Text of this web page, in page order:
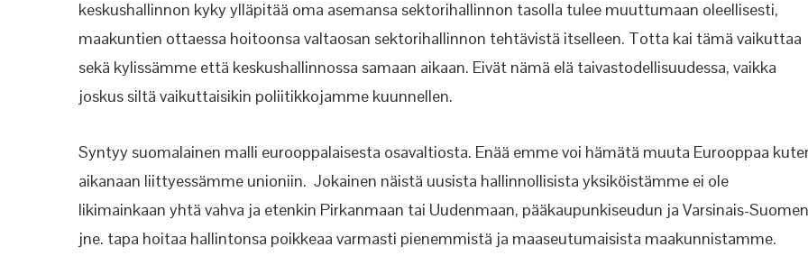
keskushallinnon kyky ylläpitää oma asemansa sektorihallinnon tasolla tulee muuttumaan oleellisesti,
maakuntien ottaessa hoitoonsa valtaosan sektorihallinnon tehtävistä itselleen. Totta kai tämä vaikuttaa
sekä kylissämme että keskushallinnossa samaan aikaan. Eivät nämä elä taivastodellisuudessa, vaikka
joskus siltä vaikuttaisikin poliitikkojamme kuunnellen.
Syntyy suomalainen malli eurooppalaisesta osavaltiosta. Enää emme voi hämätä muuta Eurooppaa
aikanaan liittyessämme unioniin. Jokainen näistä uusista hallinnollisista yksiköistämme ei ole
likimainkaan yhtä vahva ja etenkin Pirkanmaan tai Uudenmaan, pääkaupunkiseudun ja Varsinais-Suomen
jne. tapa hoitaa hallintonsa poikkeaa varmasti pienemmistä ja maaseutumaisista maakunnistamme.